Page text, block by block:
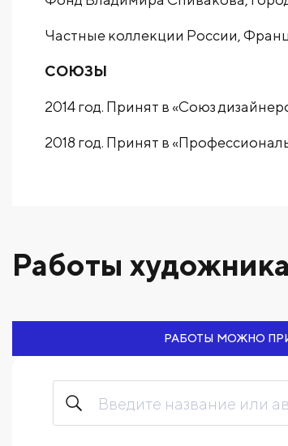
Частные коллекции России,
СОЮЗЫ
2014 год. Принят в «Союз
2018 год. Принят в
Работы
РАБОТЫ МОЖНО